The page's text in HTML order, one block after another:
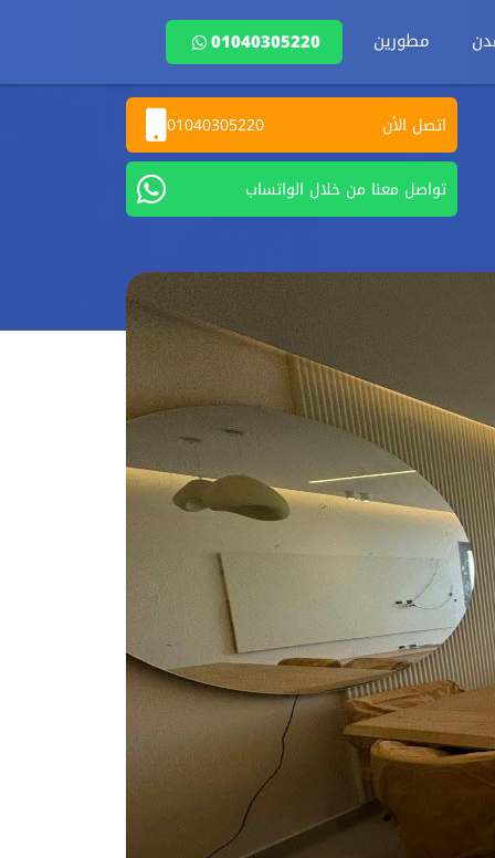
مطورين 01040305220
اتصل الأن 01040305220
تواصل معنا من خلال الواتساب